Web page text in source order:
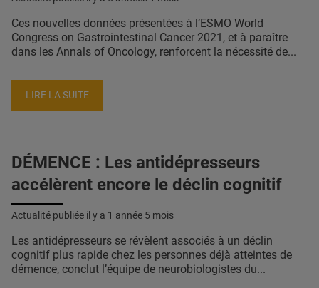
Ces nouvelles données présentées à l’ESMO World
Congress on Gastrointestinal Cancer 2021, et à paraître
dans les Annals of Oncology, renforcent la nécessité de...
LIRE LA SUITE
DÉMENCE : Les antidépresseurs
accélèrent encore le déclin cognitif
Actualité publiée il y a 1 année 5 mois
Les antidépresseurs se révèlent associés à un déclin
cognitif plus rapide chez les personnes déjà atteintes de
démence, conclut l’équipe de neurobiologistes du...